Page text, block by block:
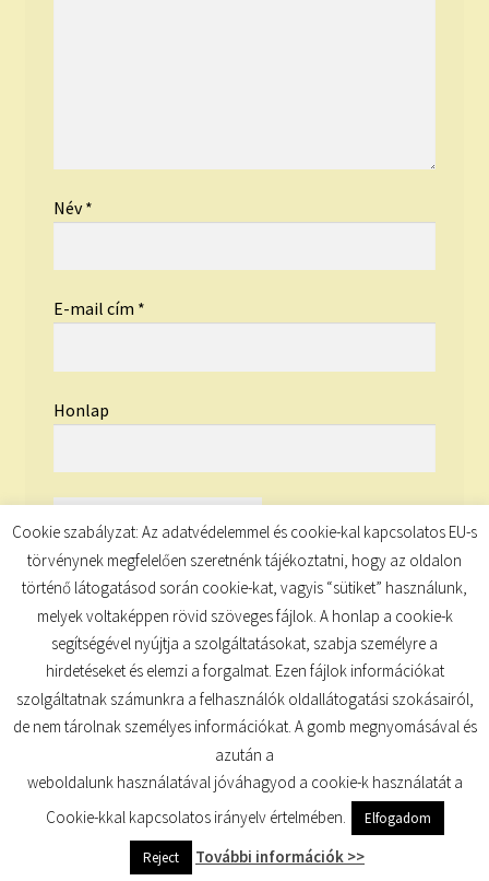
Név*
E-mail cím *
Honlap
© TUDATKULCS 2026
Cookie szabályzat: Az adatvédelemmel és cookie-kal kapcsolatos EU-s
törvénynek megfelelően szeretnénk tájékoztatni, hogy az oldalon
történő látogatásod során cookie-kat, vagyis “sütiket” használunk,
melyek voltaképpen rövid szöveges fájlok. A honlap a cookie-k
segítségével nyújtja a szolgáltatásokat, szabja személyre a
hirdetéseket és elemzi a forgalmat. Ezen fájlok információkat
szolgáltatnak számunkra a felhasználók oldallátogatási szokásairól,
de nem tárolnak személyes információkat. A gomb megnyomásával és
azután a
weboldalunk használatával jóváhagyod a cookie-k használatát a
Cookie-kkal kapcsolatos irányelv értelmében.
Elfogadom
Reject További információk >>